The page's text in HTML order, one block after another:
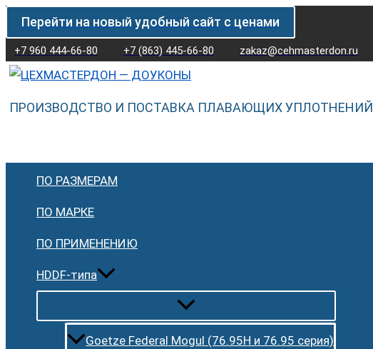
Перейти
содержимому
Перейти на новый удобный сайт с ценами
+7 960 444-66-80 +7 (863) 445-66-80 zakaz@cehmasterdon.ru
ПРОИЗВОДСТВО И ПОСТАВКА ПЛАВАЮЩИХ УПЛОТНЕНИЙ
ПО РАЗМЕРАМ
ПО МАРКЕ
ПО ПРИМЕНЕНИЮ
HDDF-типа
Goetze Federal Mogul (76.95H и 76.95 серия)
Количество
товара
Плавающее
уплотнение
Goetze
70
FP70